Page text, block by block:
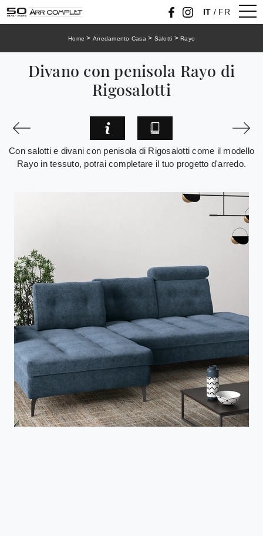
IT / FR
Home > Arredamento Casa> Salotti > Rayo
Divano con penisola Rayo di
Rigosalotti
Con salotti e divani con penisola di Rigosalotti come il modello
Rayo in tessuto, potrai completare il tuo progetto d'arredo.